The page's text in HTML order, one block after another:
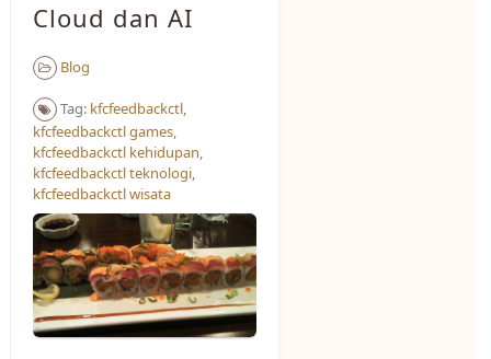
Cloud dan AI
Blog
Tag: kfcfeedbackctl,
kfcfeedbackctl games,
kfcfeedbackctl kehidupan,
kfcfeedbackctl teknologi,
kfcfeedbackctl wisata